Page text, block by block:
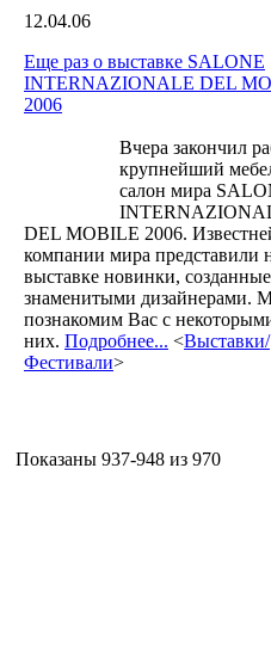
12.04.06
Еще раз о выставке SALONE
INTERNAZIONALE DEL
2006
Вчера закончил
крупнейший
салон мира
DEL MOBILE 2006.
компании мира представили
выставке новинки, созданные
знаменитыми дизайнерами.
познакомим Вас с
них. Подробнее... <Выставки/
Фестивали>
Показаны 937-948 из 970